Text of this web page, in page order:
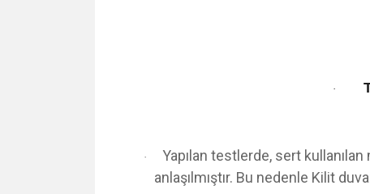
·
·
Yapılan testlerde, sert kullanılan
anlaşılmıştır. Bu nedenle Kilit